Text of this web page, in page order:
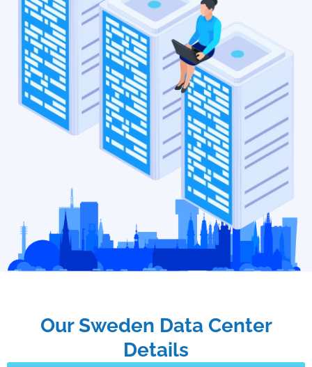
Our Sweden Data Center
Details